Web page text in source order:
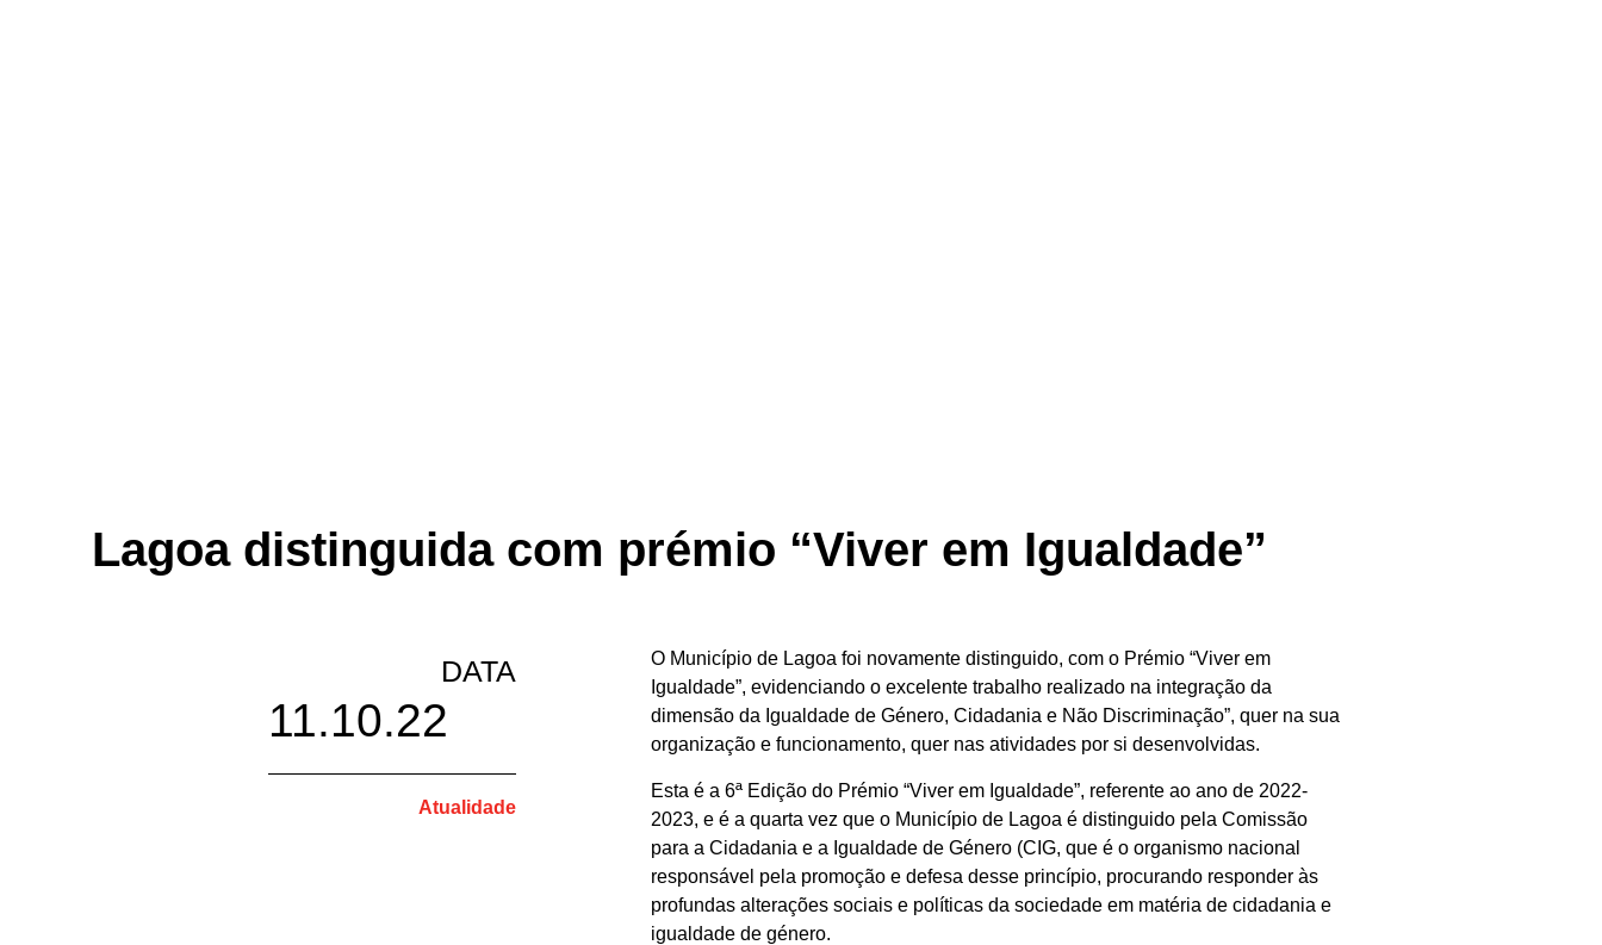
Lagoa distinguida com prémio “Viver em Igualdade”
DATA
11.10.22
Atualidade
O Município de Lagoa foi novamente distinguido, com o Prémio “Viver em
Igualdade”, evidenciando o excelente trabalho realizado na integração da
dimensão da Igualdade de Género, Cidadania e Não Discriminação”, quer na sua
organização e funcionamento, quer nas atividades por si desenvolvidas.
Esta é a 6ª Edição do Prémio “Viver em Igualdade”, referente ao ano de 2022-
2023, e é a quarta vez que o Município de Lagoa é distinguido pela Comissão
para a Cidadania e a Igualdade de Género (CIG, que é o organismo nacional
responsável pela promoção e defesa desse princípio, procurando responder às
profundas alterações sociais e políticas da sociedade em matéria de cidadania e
igualdade de género.